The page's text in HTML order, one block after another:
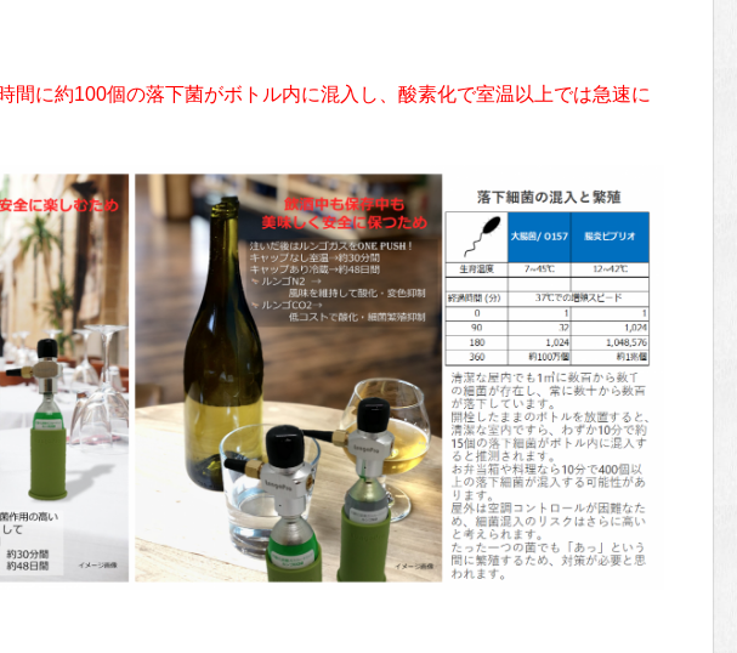
間に約100個の落下菌がボトル内に混入し、酸素化で室温以上では急速に